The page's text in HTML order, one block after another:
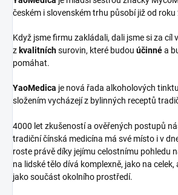
českém i slovenském trhu působí již od roku
Když jsme firmu zakládali, dali jsme si za cíl
z kvalitníchsurovin, které budou účinnéa
pomáhat.
YaoMedica je nová řada alkoholových
složením vycházejí z bylinných receptů
4000 let zkušeností a ověřených postupů
tradiční čínská medicína má své místo i v
roste právě díky jejímu celostnímu pohledu
na lidské tělo dívá komplexně, jako na
jako součást okolního prostředí.